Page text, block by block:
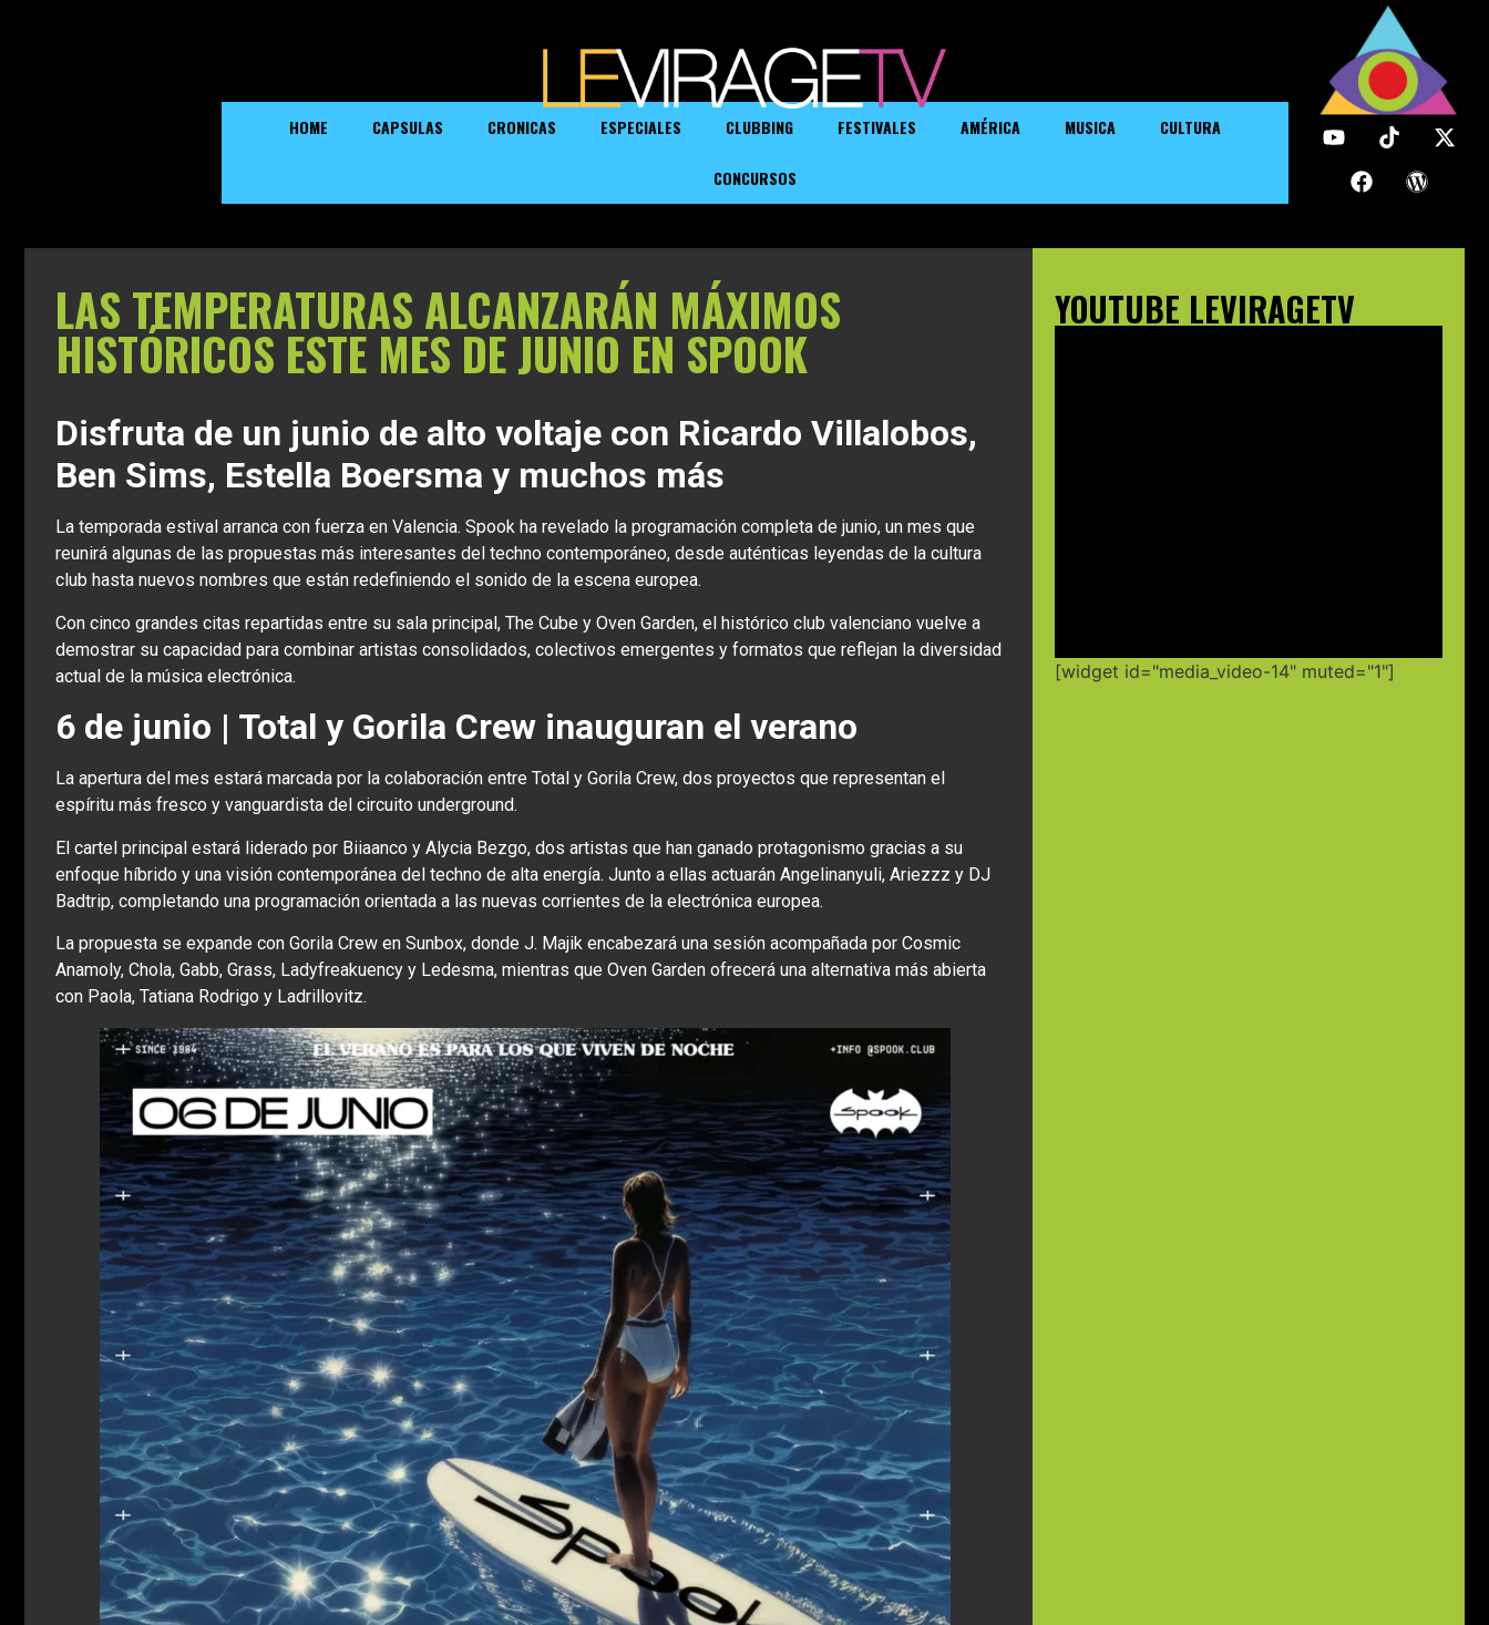
HOME CAPSULAS CRONICAS ESPECIALES CLUBBING FESTIVALES AMÉRICA MUSICA CULTURA
CONCURSOS
LAS TEMPERATURAS ALCANZARÁN MÁXIMOS
HISTÓRICOS ESTE MES DE JUNIO EN SPOOK
Disfruta de un junio de alto voltaje con Ricardo Villalobos,
Ben Sims, Estella Boersma y muchos más
La temporada estival arranca con fuerza en Valencia. Spook ha revelado la programación completa de junio, un mes que
reunirá algunas de las propuestas más interesantes del techno contemporáneo, desde auténticas leyendas de la cultura
club hasta nuevos nombres que están redefiniendo el sonido de la escena europea.
Con cinco grandes citas repartidas entre su sala principal, The Cube y Oven Garden, el histórico club valenciano vuelve a
demostrar su capacidad para combinar artistas consolidados, colectivos emergentes y formatos que reflejan la diversidad
actual de la música electrónica.
6 de junio | Total y Gorila Crew inauguran el verano
La apertura del mes estará marcada por la colaboración entre Total y Gorila Crew, dos proyectos que representan el
espíritu más fresco y vanguardista del circuito underground.
El cartel principal estará liderado por Biiaanco y Alycia Bezgo, dos artistas que han ganado protagonismo gracias a su
enfoque híbrido y una visión contemporánea del techno de alta energía. Junto a ellas actuarán Angelinanyuli, Ariezzz y DJ
Badtrip, completando una programación orientada a las nuevas corrientes de la electrónica europea.
La propuesta se expande con Gorila Crew en Sunbox, donde J. Majik encabezará una sesión acompañada por Cosmic
Anamoly, Chola, Gabb, Grass, Ladyfreakuency y Ledesma, mientras que Oven Garden ofrecerá una alternativa más abierta
con Paola, Tatiana Rodrigo y Ladrillovitz.
YOUTUBE LEVIRAGETV
[widget id="media_video-14" muted="1"]